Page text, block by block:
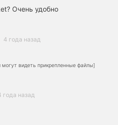
Очень удобно
4 года назад
могут видеть прикрепленные файлы]
года назад